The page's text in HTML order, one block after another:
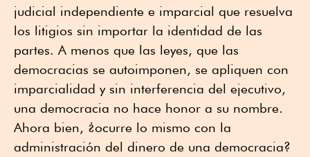
judicial independiente e imparcial que resuelva
los litigios sin importar la identidad de las
partes. A menos que las leyes, que las
democracias se autoimponen, se apliquen con
imparcialidad y sin interferencia del ejecutivo,
una democracia no hace honor a su nombre.
Ahora bien, ¿ocurre lo mismo con la
administración del dinero de una democracia?